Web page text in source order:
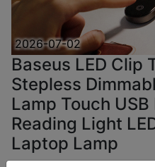
2026-07-02
Baseus LED Clip
Stepless
Lamp Touch
Reading Light
Laptop Lamp